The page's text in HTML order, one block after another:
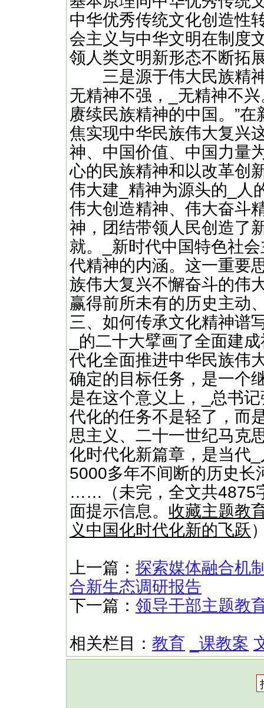
中华优秀传统文化创造性
会主义与中华文明在制度
领人类文明新形态不断拓
三是源于伟大民族精神
无精神不强，_无精神不
赓续民族精神的中国。”
焦实现中华民族伟大复兴
神、中国价值、中国力量
心的民族精神和以改革创
伟大建_精神为源头的_人
伟大创造精神、伟大奋斗
神，团结带领人民创造了
就。_新时代中国特色社
代精神的内涵。这一重要
族伟大复兴不懈奋斗的伟
赢得前所未有的历史主动
三、如何传承文化精神谱
_的二十大擘画了全面建
代化全面推进中华民族伟
确定的目标任务，是一个
是在这个意义上，_总书
代化的任务不是轻了，而
思主义、二十一世纪马克
化时代化新篇章，是当
5000多年不间断的历史长
……（未完，全文共4875
面提示信息。 收藏主题教
义中国化时代化新的飞跃
上一篇： 探索媒体融合机
合新生态调研报告
下一篇： 领导干部主题教
相关栏目： 教育 _课教案